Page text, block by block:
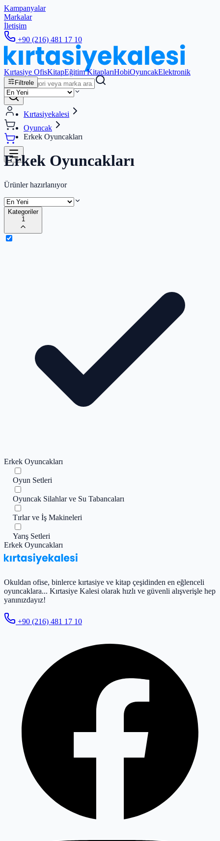
Kampanyalar
Markalar
İletişim
+90 (216) 481 17 10
Kırtasiye OfisKitapEğitim KitaplarıHobiOyuncakElektronik
Filtrele
Kırtasiyekalesi
Oyuncak
Erkek Oyuncakları
Erkek Oyuncakları
Ürünler hazırlanıyor
Kategoriler
1
Erkek Oyuncakları
Oyun Setleri
Oyuncak Silahlar ve Su Tabancaları
Tırlar ve İş Makineleri
Yarış Setleri
Erkek Oyuncakları
Okuldan ofise, binlerce kırtasiye ve kitap çeşidinden en eğlenceli
oyuncaklara... Kırtasiye Kalesi olarak hızlı ve güvenli alışverişle hep
yanınızdayız!
+90 (216) 481 17 10